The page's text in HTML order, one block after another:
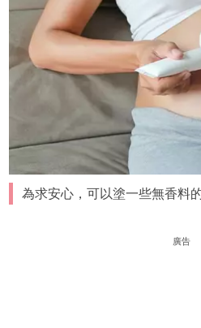
為求安心，可以塗一些無香料
廣告